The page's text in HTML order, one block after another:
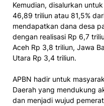
Kemudian, disalurkan
46,89 triliun atau 81,5%
mendapatkan dana desa
dengan realisasi Rp 6,7
Aceh Rp 3,8 triliun, Jawa
Utara Rp 3,4 triliun.
APBN hadir untuk
Daerah yang mendukung
dan menjadi wujud